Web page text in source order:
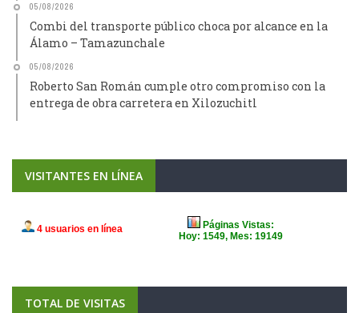
05/08/2026
Combi del transporte público choca por alcance en la
Álamo – Tamazunchale
05/08/2026
Roberto San Román cumple otro compromiso con la
entrega de obra carretera en Xilozuchitl
VISITANTES EN LÍNEA
TOTAL DE VISITAS